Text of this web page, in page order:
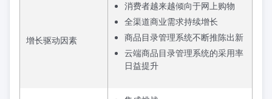
增长驱动因素
消费者越来越倾向于网上购物
全渠道商业需求持续增长
商品目录管理系统不断推陈出新
云端商品目录管理系统的采用率
日益提升